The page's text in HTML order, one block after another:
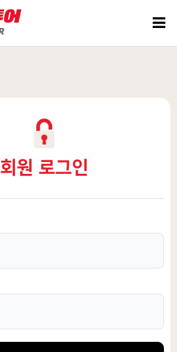
회원 로그인